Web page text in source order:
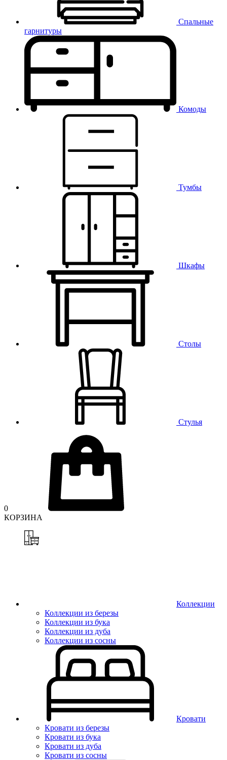
Спальные
гарнитуры
Комоды
Тумбы
Шкафы
Столы
Стулья
0
КОРЗИНА
Коллекции
Коллекции из березы
Коллекции из бука
Коллекции из дуба
Коллекции из сосны
Кровати
Кровати из березы
Кровати из бука
Кровати из дуба
Кровати из сосны